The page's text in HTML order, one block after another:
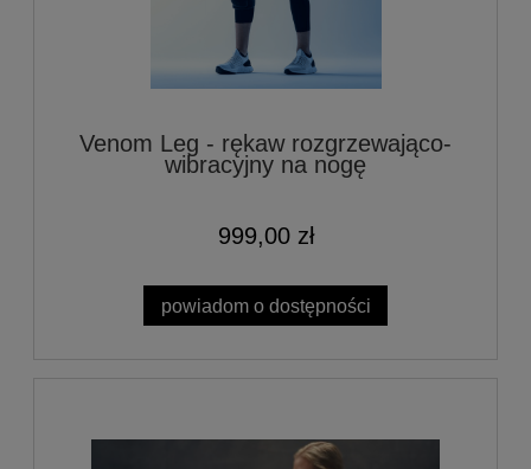
Venom Leg - rękaw rozgrzewająco-
wibracyjny na nogę
999,00 zł
powiadom o dostępności